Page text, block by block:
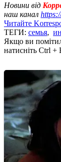
Новини від
наш канал
Читайте
ТЕГИ: семья,
Якщо ви
натисніть Ctrl